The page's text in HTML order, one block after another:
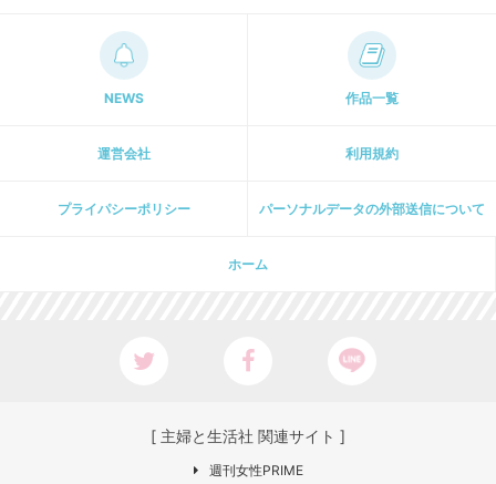
NEWS 作品一覧
運営会社 利用規約
プライパシーポリシー パーソナルデータの外部送信について
ホーム
[ 主婦と生活社 関連サイト ]
週刊女性PRIME